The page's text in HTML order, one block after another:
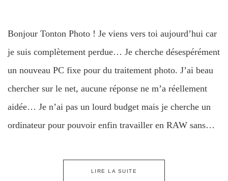
Bonjour Tonton Photo ! Je viens vers toi aujourd’hui car
je suis complètement perdue… Je cherche désespérément
un nouveau PC fixe pour du traitement photo. J’ai beau
chercher sur le net, aucune réponse ne m’a réellement
aidée… Je n’ai pas un lourd budget mais je cherche un
ordinateur pour pouvoir enfin travailler en RAW sans…
LIRE LA SUITE